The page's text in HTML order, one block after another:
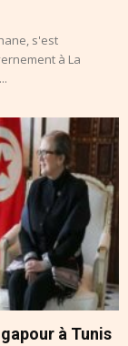
s'est
à La
à Tunis